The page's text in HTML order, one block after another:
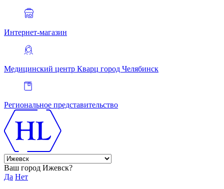
Интернет-магазин
Медицинский центр Кварц город Челябинск
Региональное представительство
Ваш город Ижевск?
Да Нет